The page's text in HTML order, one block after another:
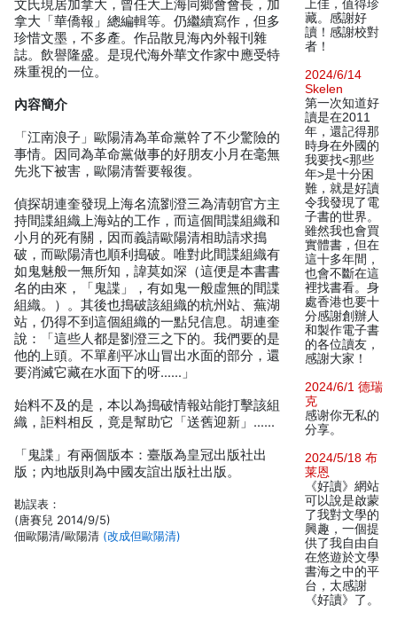
文氏現居加拿大，曾任大上海同鄉會會長，加
拿大「華僑報」總編輯等。仍繼續寫作，但多
珍惜文墨，不多產。作品散見海內外報刊雜
誌。飲譽隆盛。是現代海外華文作家中應受特
殊重視的一位。
內容簡介
「江南浪子」歐陽清為革命黨幹了不少驚險的
事情。因同為革命黨做事的好朋友小月在毫無
先兆下被害，歐陽清誓要報復。
偵探胡連奎發現上海名流劉澄三為清朝官方主
持間諜組織上海站的工作，而這個間諜組織和
小月的死有關，因而義請歐陽清相助請求搗
破，而歐陽清也順利搗破。唯對此間諜組織有
如鬼魅般一無所知，諱莫如深（這便是本書書
名的由來，「鬼諜」，有如鬼一般虛無的間諜
組織。）。其後也搗破該組織的杭州站、蕪湖
站，仍得不到這個組織的一點兒信息。胡連奎
說：「這些人都是劉澄三之下的。我們要的是
他的上頭。不單剷平冰山冒出水面的部分，還
要消滅它藏在水面下的呀……」
始料不及的是，本以為搗破情報站能打擊該組
織，詎料相反，竟是幫助它「送舊迎新」……
「鬼諜」有兩個版本：臺版為皇冠出版社出
版；內地版則為中國友誼出版社出版。
勘誤表：
(唐賽兒 2014/9/5)
佃歐陽清/歐陽清 (改成但歐陽清)
上佳，值得珍
藏。感謝好
讀！感謝校對
者！
2024/6/14
Skelen
第一次知道好
讀是在2011
年，還記得那
時身在外國的
我要找<那些
年>是十分困
難，就是好讀
令我發現了電
子書的世界。
雖然我也會買
實體書，但在
這十多年間，
也會不斷在這
裡找書看。身
處香港也要十
分感謝創辦人
和製作電子書
的各位讀友，
感謝大家！
2024/6/1 德瑞
克
感谢你无私的
分享。
2024/5/18 布
莱恩
《好讀》網站
可以說是啟蒙
了我對文學的
興趣，一個提
供了我自由自
在悠遊於文學
書海之中的平
台，太感謝
《好讀》了。